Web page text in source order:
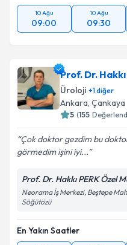
10 Ağu
09:00
10 Ağu
09:30
Prof. Dr.
Üroloji +1diğer
Ankara, Çankaya
5 (155
Çok doktor gezdim bu
görmedim işini iyi...
Prof. Dr. Hakkı PERK Özel
Neorama İş Merkezi, Beştepe
Söğütözü
En Yakın Saatler